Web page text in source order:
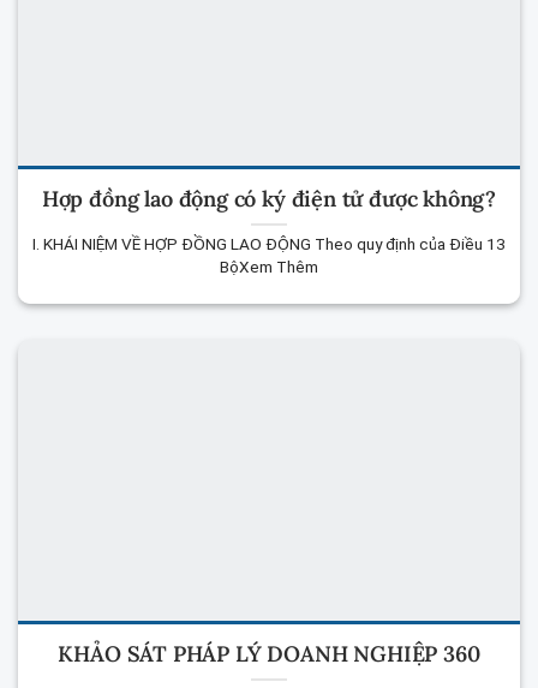
Hợp đồng lao động có ký điện tử được không?
I. KHÁI NIỆM VỀ HỢP ĐỒNG LAO ĐỘNG Theo quy định của Điều 13
BộXem Thêm
KHẢO SÁT PHÁP LÝ DOANH NGHIỆP 360